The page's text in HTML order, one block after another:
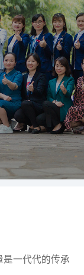
是一代代的传承